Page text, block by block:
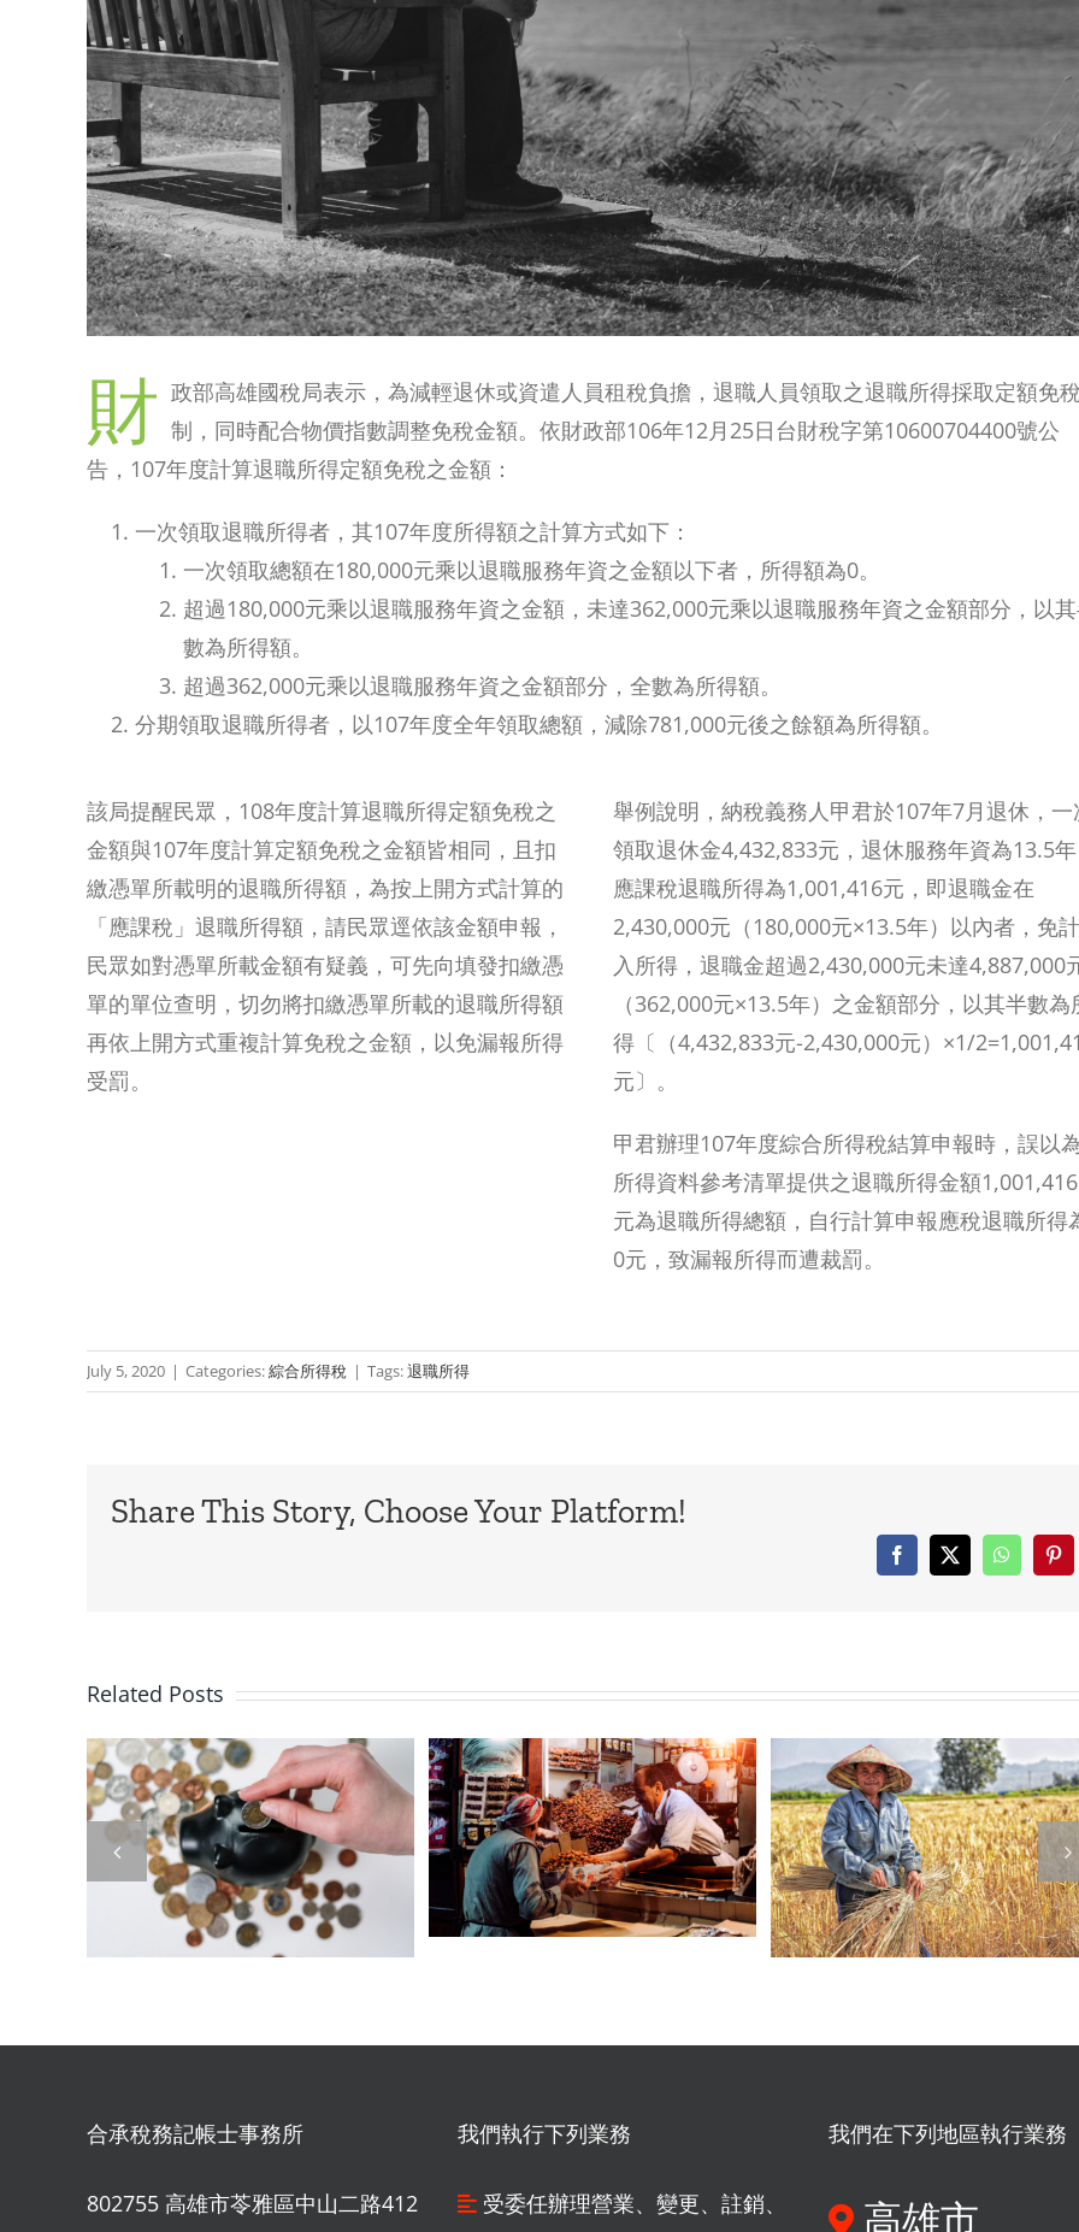
財 政部高雄國稅局表示，為減輕退休或資遣人員租稅負擔，退職人員領取之退職所得採取定額免
制，同時配合物價指數調整免稅金額。依財政部106年12月25日台財稅字第10600704400號公
告，107年度計算退職所得定額免稅之金額：
一次領取退職所得者，其107年度所得額之計算方式如下：
一次領取總額在180,000元乘以退職服務年資之金額以下者，所得額為0。
超過180,000元乘以退職服務年資之金額，未達362,000元乘以退職服務年資之金額部分，以
數為所得額。
超過362,000元乘以退職服務年資之金額部分，全數為所得額。
分期領取退職所得者，以107年度全年領取總額，減除781,000元後之餘額為所得額。
該局提醒民眾，108年度計算退職所得定額免稅之
金額與107年度計算定額免稅之金額皆相同，且扣
繳憑單所載明的退職所得額，為按上開方式計算的
「應課稅」退職所得額，請民眾逕依該金額申報，
民眾如對憑單所載金額有疑義，可先向填發扣繳憑
單的單位查明，切勿將扣繳憑單所載的退職所得額
再依上開方式重複計算免稅之金額，以免漏報所得
受罰。
舉例說明，納稅義務人甲君於107年7月退休，一
領取退休金4,432,833元，退休服務年資為13.5
應課稅退職所得為1,001,416元，即退職金在
2,430,000元（180,000元×13.5年）以內者，免計
入所得，退職金超過2,430,000元未達4,887,000
（362,000元×13.5年）之金額部分，以其半數為
得〔（4,432,833元-2,430,000元）×1/
元〕。
甲君辦理107年度綜合所得稅結算申報時，誤以
所得資料參考清單提供之退職所得金額1,001,416
元為退職所得總額，自行計算申報應稅退職所得
0元，致漏報所得而遭裁罰。
July 5, 2020 | Categories:綜合所得稅 | Tags:退職所得
Share This Story, Choose Your Platform!
Facebook
X
Related Posts
你的股利被吃掉了
嗎？2026「營利
所得」全攻略：從
存股大軍到中小企
業主，教你合法省
青農返鄉必讀！帶
你解密「自力耕作
所得」：從泥土裡
挖出的「節稅綠
2026租稅大地
震！租客報稅變
易，房東如何「
法瘦身」租賃所
得？教你包租代
合承稅務記帳士事務所
802755 高雄市苓雅區中山二路412
我們執行下列業務
受委任辦理營業、變更、註銷、
我們在下列地區執行業務
高雄市